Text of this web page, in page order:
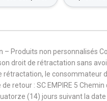
– Produits non personnalisés
droit de rétractation sans
rétractation, le consommateur
retour : SC EMPIRE 5
(14) jours suivant la